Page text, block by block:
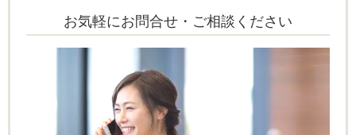
お気軽にお問合せ・ご相談ください